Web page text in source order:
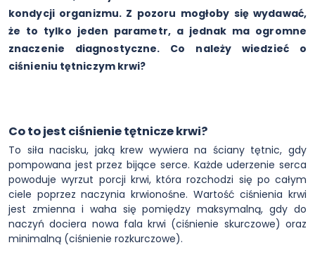
kondycji organizmu. Z pozoru mogłoby się wydawać,
że to tylko jeden parametr, a jednak ma ogromne
znaczenie diagnostyczne. Co należy wiedzieć o
ciśnieniu tętniczym krwi?
Co to jest ciśnienie tętnicze krwi?
To siła nacisku, jaką krew wywiera na ściany tętnic, gdy
pompowana jest przez bijące serce. Każde uderzenie serca
powoduje wyrzut porcji krwi, która rozchodzi się po całym
ciele poprzez naczynia krwionośne. Wartość ciśnienia krwi
jest zmienna i waha się pomiędzy maksymalną, gdy do
naczyń dociera nowa fala krwi (ciśnienie skurczowe) oraz
minimalną (ciśnienie rozkurczowe).